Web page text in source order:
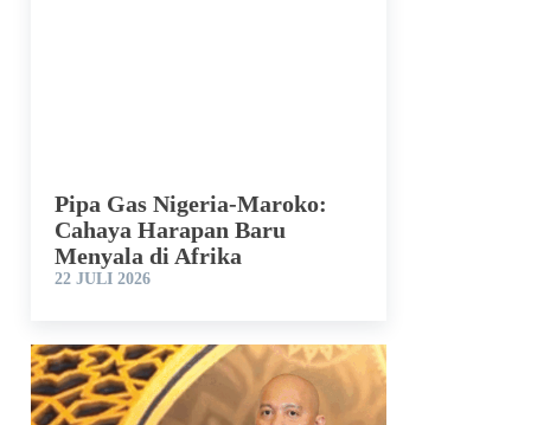
Pipa Gas Nigeria-Maroko:
Cahaya Harapan Baru
Menyala di Afrika
22 JULI 2026